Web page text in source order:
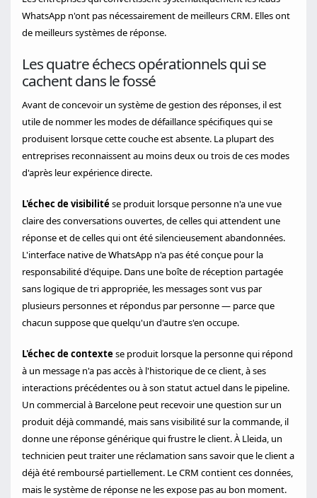
WhatsApp n'ont pas nécessairement de meilleurs CRM. Elles ont
de meilleurs systèmes de réponse.
Les quatre échecs opérationnels qui se
cachent dans le fossé
Avant de concevoir un système de gestion des réponses, il est
utile de nommer les modes de défaillance spécifiques qui se
produisent lorsque cette couche est absente. La plupart des
entreprises reconnaissent au moins deux ou trois de ces modes
d'après leur expérience directe.
L'échec de visibilitése produit lorsque personne n'a une vue
claire des conversations ouvertes, de celles qui attendent une
réponse et de celles qui ont été silencieusement abandonnées.
L'interface native de WhatsApp n'a pas été conçue pour la
responsabilité d'équipe. Dans une boîte de réception partagée
sans logique de tri appropriée, les messages sont vus par
plusieurs personnes et répondus par personne — parce que
chacun suppose que quelqu'un d'autre s'en occupe.
L'échec de contextese produit lorsque la personne qui répond
à un message n'a pas accès à l'historique de ce client, à ses
interactions précédentes ou à son statut actuel dans le pipeline.
Un commercial à Barcelone peut recevoir une question sur un
produit déjà commandé, mais sans visibilité sur la commande, il
donne une réponse générique qui frustre le client. À Lleida, un
technicien peut traiter une réclamation sans savoir que le client a
déjà été remboursé partiellement. Le CRM contient ces données,
mais le système de réponse ne les expose pas au bon moment.